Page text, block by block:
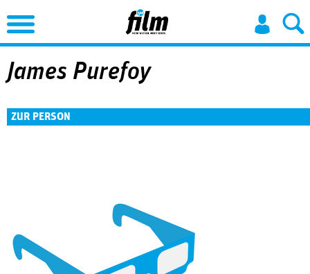
Jump to Navigation
James Purefoy
ZUR PERSON